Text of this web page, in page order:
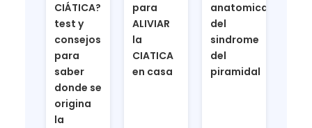
CIÁTICA?
test y
consejos
para
saber
donde se
origina
la
para
ALIVIAR
la
CIATICA
en casa
anatomica
del
sindrome
del
piramidal